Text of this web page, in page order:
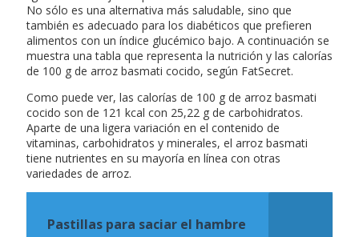
No sólo es una alternativa más saludable, sino que
también es adecuado para los diabéticos que prefieren
alimentos con un índice glucémico bajo. A continuación se
muestra una tabla que representa la nutrición y las calorías
de 100 g de arroz basmati cocido, según FatSecret.
Como puede ver, las calorías de 100 g de arroz basmati
cocido son de 121 kcal con 25,22 g de carbohidratos.
Aparte de una ligera variación en el contenido de
vitaminas, carbohidratos y minerales, el arroz basmati
tiene nutrientes en su mayoría en línea con otras
variedades de arroz.
Pastillas para saciar el hambre